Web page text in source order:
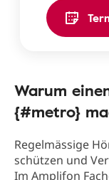
Warum
{#metro}
Regelmässige
schützen und
Im Amplifon